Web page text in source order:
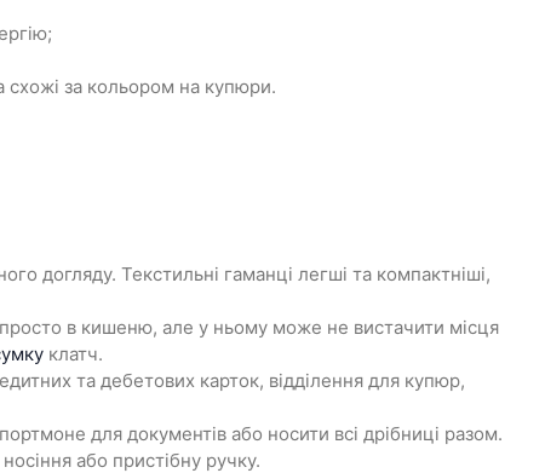
схожі за кольором на купюри.
догляду. Текстильні гаманці легші та компактніші,
в кишеню, але у ньому може не вистачити місця
клатч.
та дебетових карток, відділення для купюр,
для документів або носити всі дрібниці разом.
або пристібну ручку.